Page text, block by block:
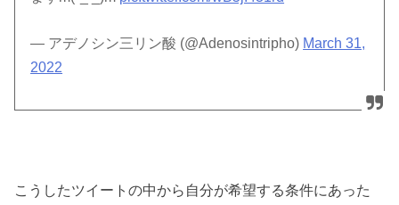
— アデノシン三リン酸 (@Adenosintripho) March 31,
2022
こうしたツイートの中から自分が希望する条件にあった